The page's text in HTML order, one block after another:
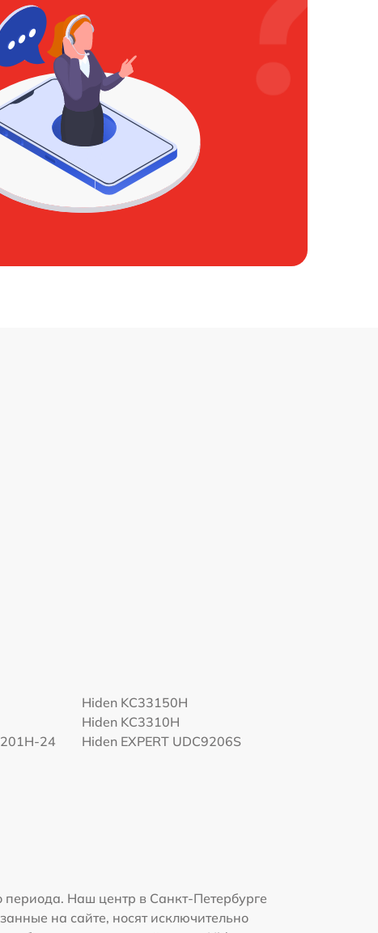
Hiden KC33150H
Hiden KC3310H
24
Hiden EXPERT UDC9206S
Наш центр в Санкт-Петербурге
на сайте, носят исключительно